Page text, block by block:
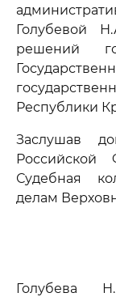
Голубевой
решений
Республики
Заслушав
Российской
Судебная
делам
Голубева